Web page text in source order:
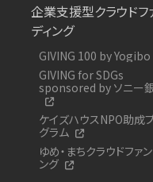
企業支援型クラウドフ
ディング
GIVING 100 by Yogibo
GIVING for SDGs
sponsored by ソニー
ケイズハウスNPO助成
グラム
ゆめ・まちクラウドファ
ング